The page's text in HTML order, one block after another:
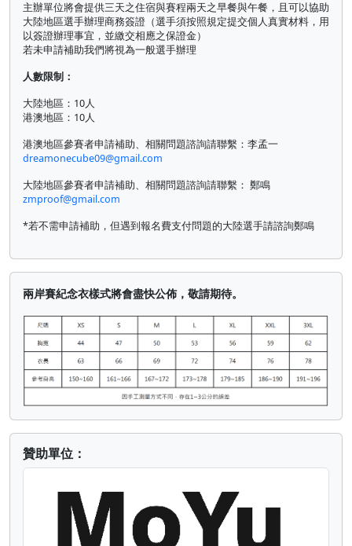
主辦單位將會提供三天之住宿與賽程兩天之早餐與午餐，且可以協助
大陸地區選手辦理商務簽證（選手須按照規定提交個人真實材料，用
以簽證辦理事宜，並繳交相應之保證金）
若未申請補助我們將視為一般選手辦理
人數限制：
大陸地區：10人
港澳地區：10人
港澳地區參賽者申請補助、相關問題諮詢請聯繫：李孟一
dreamonecube09@gmail.com
大陸地區參賽者申請補助、相關問題諮詢請聯繫： 鄭鳴
zmproof@gmail.com
*若不需申請補助，但遇到報名費支付問題的大陸選手請諮詢鄭鳴
兩岸賽紀念衣樣式將會盡快公佈，敬請期待。
贊助單位：